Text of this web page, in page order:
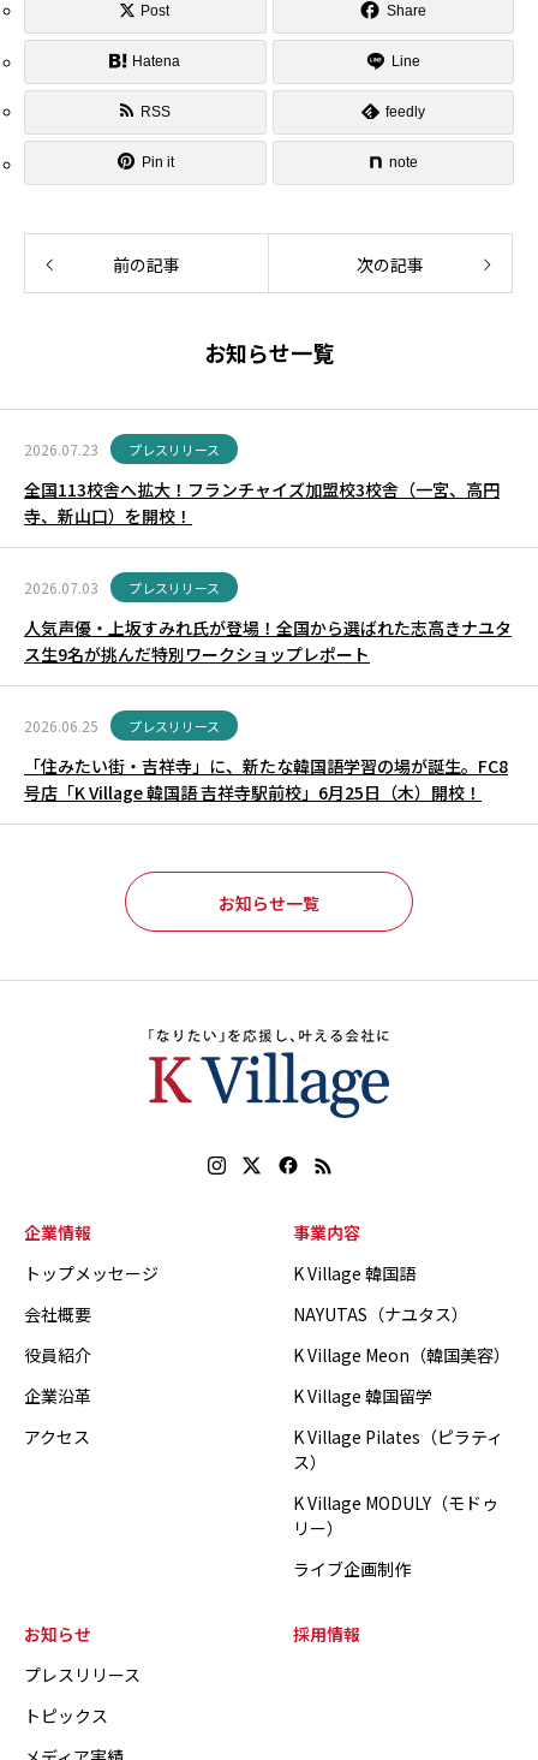
Post Share
Hatena Line
RSS feedly
Pin it note
前の記事 次の記事
お知らせ一覧
2026.07.23 プレスリリース
全国113校舎へ拡大！フランチャイズ加盟校3校舎（一宮、高円
寺、新山口）を開校！
2026.07.03 プレスリリース
人気声優・上坂すみれ氏が登場！全国から選ばれた志高きナユタ
ス生9名が挑んだ特別ワークショップレポート
2026.06.25 プレスリリース
「住みたい街・吉祥寺」に、新たな韓国語学習の場が誕生。FC8
号店「K Village 韓国語 吉祥寺駅前校」6月25日（木）開校！
お知らせ一覧
企業情報
トップメッセージ
会社概要
役員紹介
企業沿革
アクセス
事業内容
K Village 韓国語
NAYUTAS（ナユタス）
K Village Meon（韓国美容）
K Village 韓国留学
K Village Pilates（ピラティ
ス）
K Village MODULY（モドゥ
リー）
ライブ企画制作
お知らせ
プレスリリース
トピックス
採用情報